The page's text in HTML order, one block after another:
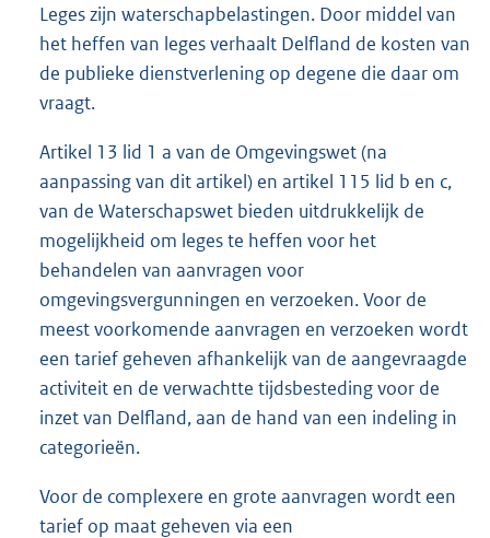
Leges zijn waterschapbelastingen. Door middel van
het heffen van leges verhaalt Delfland de kosten van
de publieke dienstverlening op degene die daar om
vraagt.
Artikel 13 lid 1 a van de Omgevingswet (na
aanpassing van dit artikel) en artikel 115 lid b en c,
van de Waterschapswet bieden uitdrukkelijk de
mogelijkheid om leges te heffen voor het
behandelen van aanvragen voor
omgevingsvergunningen en verzoeken. Voor de
meest voorkomende aanvragen en verzoeken wordt
een tarief geheven afhankelijk van de aangevraagde
activiteit en de verwachtte tijdsbesteding voor de
inzet van Delfland, aan de hand van een indeling in
categorieën.
Voor de complexere en grote aanvragen wordt een
tarief op maat geheven via een